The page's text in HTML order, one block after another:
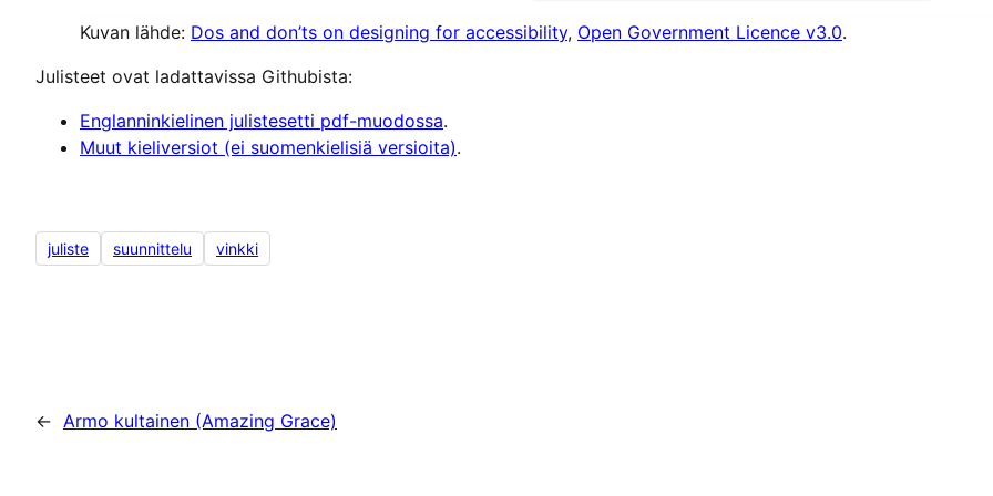
Kuvan lähde: Dos and don’ts on designing for accessibility, Open Government Licence v3.0.
Julisteet ovat ladattavissa Githubista:
Englanninkielinen julistesetti pdf-muodossa.
Muut kieliversiot (ei suomenkielisiä versioita).
juliste suunnittelu vinkki
← Armo kultainen (Amazing Grace)